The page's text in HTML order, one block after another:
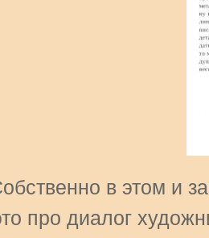
в этом и
про диалог